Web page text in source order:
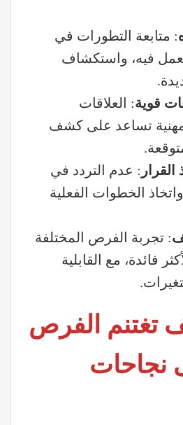
: متابعة التطورات في
فيه، واستكشاف
قوية: العلاقات
تساعد على كشف
القرار : عدم التردد في
الخطوات الفعلية
: تجربة الفرص المختلفة
فائدة، مع القابلية
تغتنم الفرص
نجاحات